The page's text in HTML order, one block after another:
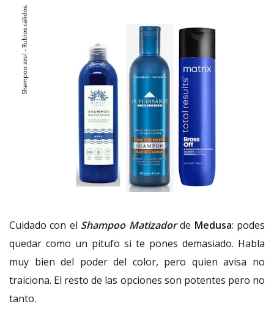
Cuidado con el Shampoo Matizadorde Medusa: podes
quedar como un pitufo si te pones demasiado. Habla
muy bien del poder del color, pero quien avisa no
traiciona. El resto de las opciones son potentes pero no
tanto.